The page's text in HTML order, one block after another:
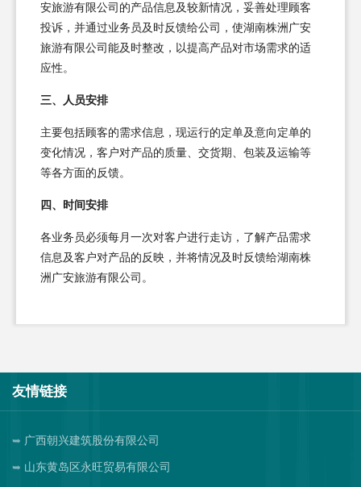
安旅游有限公司的产品信息及较新情况，妥善处理顾客
投诉，并通过业务员及时反馈给公司，使湖南株洲广安
旅游有限公司能及时整改，以提高产品对市场需求的适
应性。
三、人员安排
主要包括顾客的需求信息，现运行的定单及意向定单的
变化情况，客户对产品的质量、交货期、包装及运输等
等各方面的反馈。
四、时间安排
各业务员必须每月一次对客户进行走访，了解产品需求
信息及客户对产品的反映，并将情况及时反馈给湖南株
洲广安旅游有限公司。
友情链接
广西朝兴建筑股份有限公司
山东黄岛区永旺贸易有限公司